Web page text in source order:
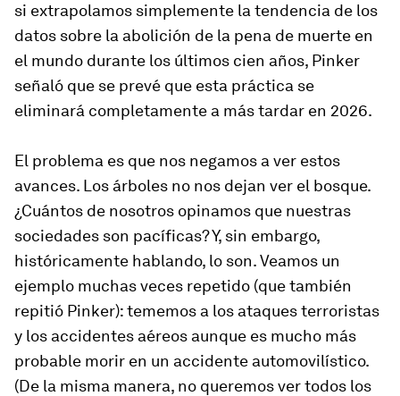
si extrapolamos simplemente la tendencia de los
datos sobre la abolición de la pena de muerte en
el mundo durante los últimos cien años, Pinker
señaló que se prevé que esta práctica se
eliminará completamente a más tardar en 2026.
El problema es que nos negamos a ver estos
avances. Los árboles no nos dejan ver el bosque.
¿Cuántos de nosotros opinamos que nuestras
sociedades son pacíficas? Y, sin embargo,
históricamente hablando, lo son. Veamos un
ejemplo muchas veces repetido (que también
repitió Pinker): tememos a los ataques terroristas
y los accidentes aéreos aunque es mucho más
probable morir en un accidente automovilístico.
(De la misma manera, no queremos ver todos los